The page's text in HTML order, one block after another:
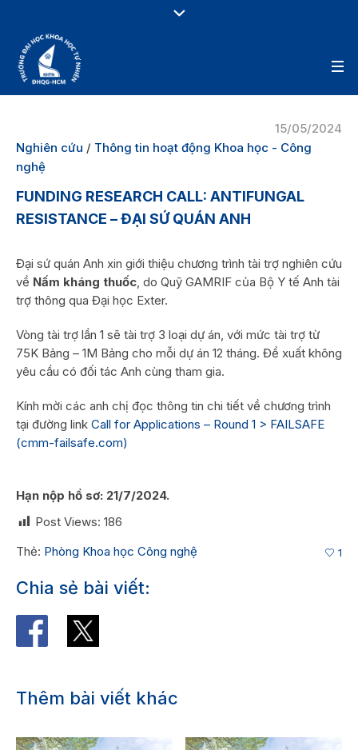
15/05/2024
Nghiên cứu / Thông tin hoạt động Khoa học - Công
nghệ
FUNDING RESEARCH CALL: ANTIFUNGAL
RESISTANCE – ĐẠI SỨ QUÁN ANH
Đại sứ quán Anh xin giới thiệu chương trình tài trợ nghiên cứu
về Nấm kháng thuốc, do Quỹ GAMRIF của Bộ Y tế Anh tài
trợ thông qua Đại học Exter.
Vòng tài trợ lần 1 sẽ tài trợ 3 loại dự án, với mức tài trợ từ
75K Bảng – 1M Bảng cho mỗi dự án 12 tháng. Đề xuất không
yêu cầu có đối tác Anh cùng tham gia.
Kính mời các anh chị đọc thông tin chi tiết về chương trình
tại đường link Call for Applications – Round 1 > FAILSAFE
(cmm-failsafe.com)
Hạn nộp hồ sơ: 21/7/2024.
Post Views: 186
Thẻ: Phòng Khoa học Công nghệ 1
Chia sẻ bài viết:
Thêm bài viết khác